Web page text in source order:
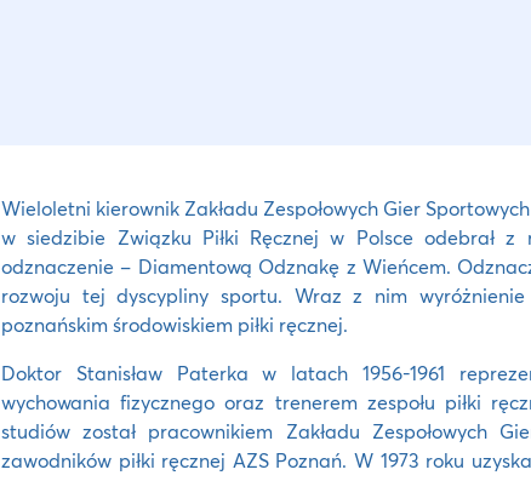
Wieloletni kierownik Zakładu Zespołowych Gier
w siedzibie Związku Piłki Ręcznej w Polsce odebrał
odznaczenie – Diamentową Odznakę z Wieńcem.
rozwoju tej dyscypliny sportu. Wraz z nim
poznańskim środowiskiem piłki ręcznej.
Doktor Stanisław Paterka w latach 1956-1961
wychowania fizycznego oraz trenerem zespołu piłki
studiów został pracownikiem Zakładu Zespołowych
zawodników piłki ręcznej AZS Poznań. W 1973 roku